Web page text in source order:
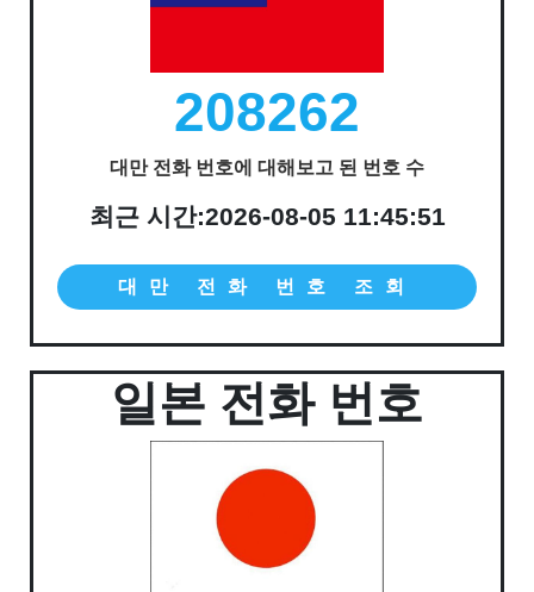
208262
대만 전화 번호에 대해보고 된 번호 수
최근 시간:2026-08-05 11:45:51
대만 전화 번호 조회
일본 전화 번호